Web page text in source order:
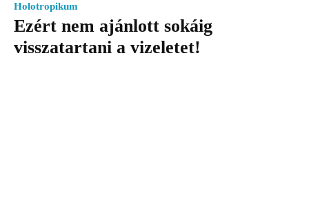
Holotropikum
Ezért nem ajánlott sokáig
visszatartani a vizeletet!